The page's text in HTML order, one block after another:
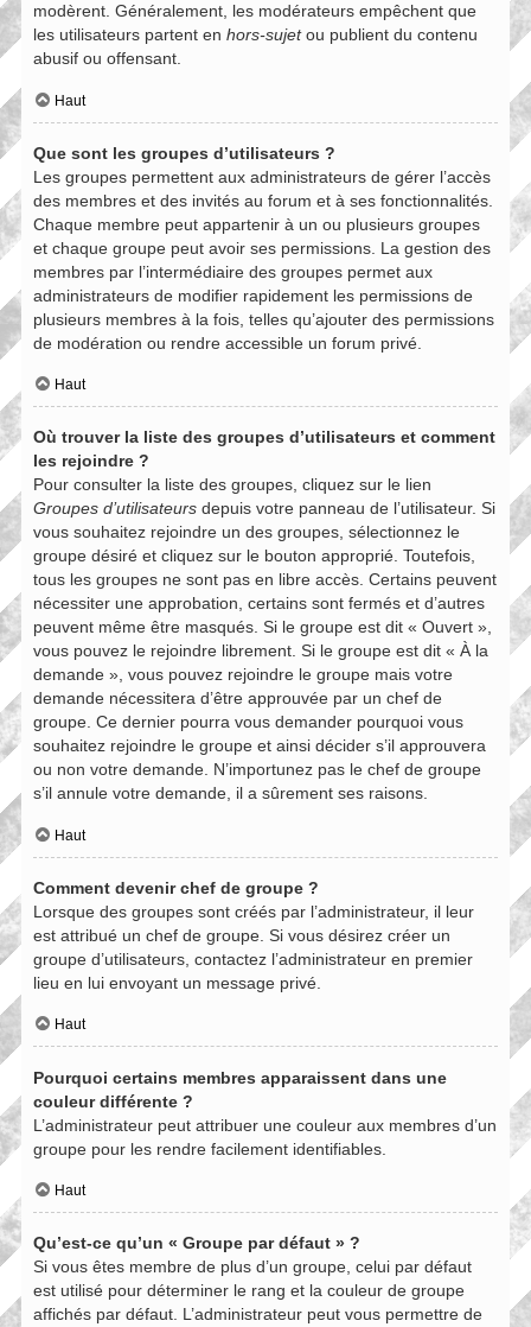
modèrent. Généralement, les modérateurs empêchent que
les utilisateurs partent en hors-sujetou publient du contenu
abusif ou offensant.
Haut
Que sont les groupes d’utilisateurs ?
Les groupes permettent aux administrateurs de gérer l’accès
des membres et des invités au forum et à ses fonctionnalités.
Chaque membre peut appartenir à un ou plusieurs groupes
et chaque groupe peut avoir ses permissions. La gestion des
membres par l’intermédiaire des groupes permet aux
administrateurs de modifier rapidement les permissions de
plusieurs membres à la fois, telles qu’ajouter des permissions
de modération ou rendre accessible un forum privé.
Haut
Où trouver la liste des groupes d’utilisateurs et comment
les rejoindre ?
Pour consulter la liste des groupes, cliquez sur le lien
Groupes d’utilisateurs depuis votre panneau de l’utilisateur. Si
vous souhaitez rejoindre un des groupes, sélectionnez le
groupe désiré et cliquez sur le bouton approprié. Toutefois,
tous les groupes ne sont pas en libre accès. Certains peuvent
nécessiter une approbation, certains sont fermés et d’autres
peuvent même être masqués. Si le groupe est dit « Ouvert »,
vous pouvez le rejoindre librement. Si le groupe est dit « À la
demande », vous pouvez rejoindre le groupe mais votre
demande nécessitera d’être approuvée par un chef de
groupe. Ce dernier pourra vous demander pourquoi vous
souhaitez rejoindre le groupe et ainsi décider s’il approuvera
ou non votre demande. N’importunez pas le chef de groupe
s’il annule votre demande, il a sûrement ses raisons.
Haut
Comment devenir chef de groupe ?
Lorsque des groupes sont créés par l’administrateur, il leur
est attribué un chef de groupe. Si vous désirez créer un
groupe d’utilisateurs, contactez l’administrateur en premier
lieu en lui envoyant un message privé.
Haut
Pourquoi certains membres apparaissent dans une
couleur différente ?
L’administrateur peut attribuer une couleur aux membres d’un
groupe pour les rendre facilement identifiables.
Haut
Qu’est-ce qu’un « Groupe par défaut » ?
Si vous êtes membre de plus d’un groupe, celui par défaut
est utilisé pour déterminer le rang et la couleur de groupe
affichés par défaut. L’administrateur peut vous permettre de